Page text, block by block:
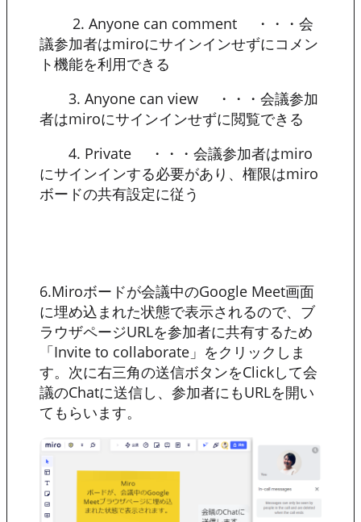
2. Anyone can comment ・・・会
議参加者はmiroにサインインせずにコメン
ト機能を利用できる
3. Anyone can view ・・・会議参加
者はmiroにサインインせずに閲覧できる
4. Private ・・・会議参加者はmiro
にサインインする必要があり、権限はmiro
ボードの共有設定に従う
6.Miroボードが会議中のGoogle Meet画面
に埋め込まれた状態で表示されるので、ブ
ラウザページURLを参加者に共有するため
「Invite to collaborate」をクリックしま
す。次に右三角の送信ボタンをClickして会
議のChatに送信し、参加者にもURLを開い
てもらいます。